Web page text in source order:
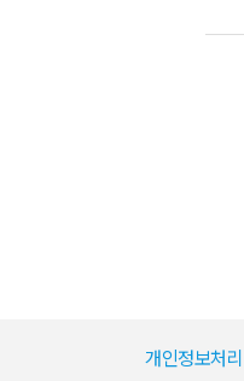
개인정보처